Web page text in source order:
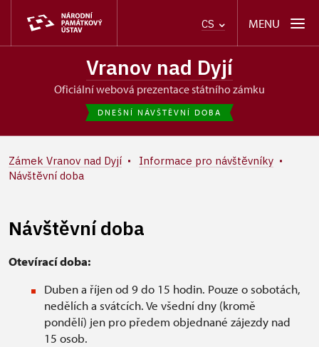
CS MENU
Vranov nad Dyjí
oficiální webová prezentace státního zámku
DNEŠNÍ NÁVŠTĚVNÍ DOBA
Zámek Vranov nad Dyjí
Informace pro návštěvníky
Návštěvní doba
Návštěvní doba
Otevírací doba:
Duben a říjen od 9 do 15 hodin. Pouze o sobotách,
nedělích a svátcích. Ve všední dny (kromě
pondělí) jen pro předem objednané zájezdy nad
15 osob.